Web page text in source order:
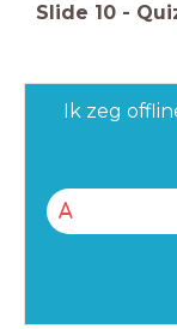
Slide 10 -
Ik zeg
A